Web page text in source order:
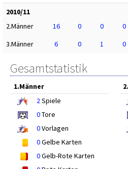
2010/11
2.Männer
16 0 0 0
3.Männer
6 0 1 0
Gesamtstatistik
1.Männer
2Spiele
0Tore
0Vorlagen
0Gelbe Karten
0Gelb-Rote Karten